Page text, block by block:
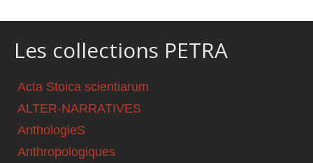
Les collections PETRA
Acta Stoica scientiarum
ALTER-NARRATIVES
AnthologieS
Anthropologiques